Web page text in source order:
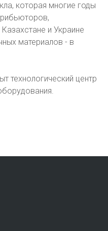
которая многие годы
и Украине
материалов - в
технологический центр